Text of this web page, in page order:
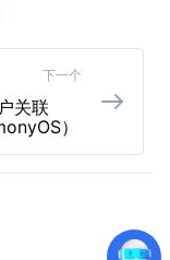
下一个
关联
）